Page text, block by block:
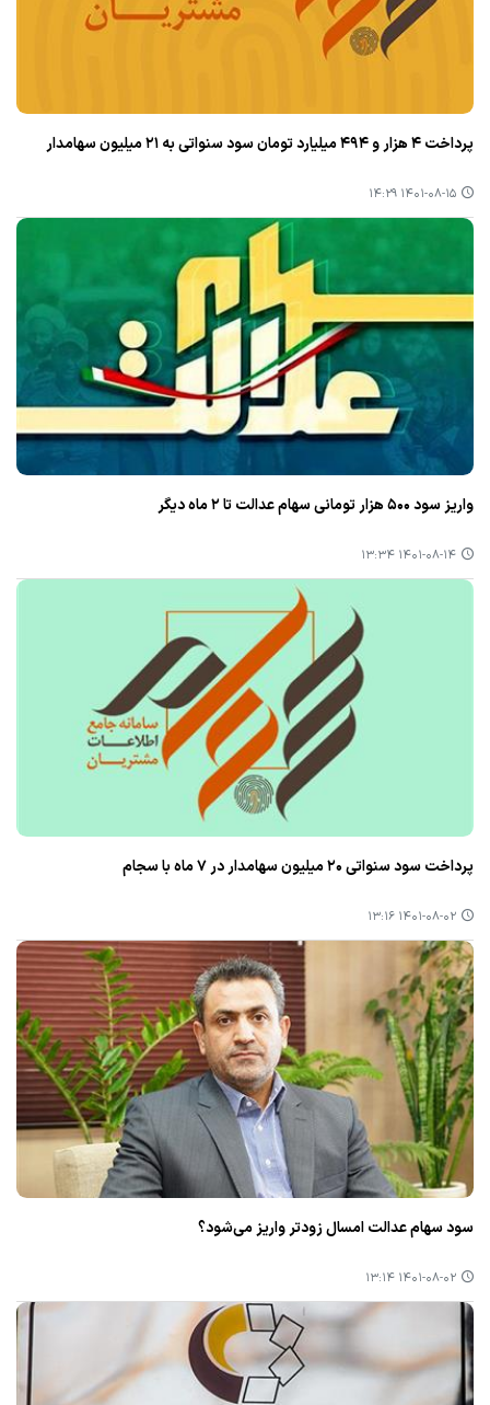
پرداخت ۴ هزار و ۴۹۴ میلیارد تومان سود سنواتی به ۲۱ میلیون سهامدار
۱۴۰۱-۰۸-۱۵ ۱۴:۲۹
واریز سود ۵۰۰ هزار تومانی سهام عدالت تا ۲ ماه دیگر
۱۴۰۱-۰۸-۱۴ ۱۳:۳۴
پرداخت سود سنواتی ۲۰ میلیون سهامدار در ۷ ماه با سجام
۱۴۰۱-۰۸-۰۲ ۱۳:۱۶
سود سهام عدالت امسال زودتر واریز می‌شود؟
۱۴۰۱-۰۸-۰۲ ۱۳:۱۴